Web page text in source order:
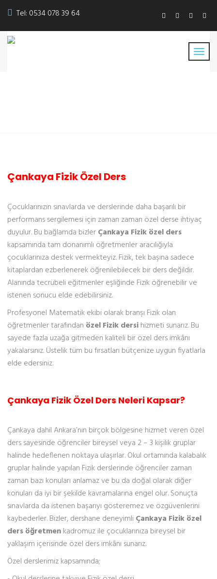
Tel: 0534 078 39 64
Çankaya Fizik Özel Ders
Çocuklarınızın sınavlarda ve derslerinde daha başarılı bir
performans sergilemesi için zaman zaman özel derse ihtiyaç
duyulur. Bu bağlamda bizlerÇankaya Fizik özel ders
kapsamında tam donanımlı öğretmenler aracılığıyla
çocuklarınıza destek vermekteyiz. Fizik, tek başına sadece
kitaplardan ezberlenerek öğrenilebilecek bir ders değildir.
Alanında tecrübeli eğitmenler eşliğinde Fizik öğrenebilir ve
istenen sonucu elde edebilirsiniz.
Profesyonel Matematik ekibi olarak branşı Fizik olan
öğretmenler tarafından özel Fizik dersihizmeti sunarız. Bu
sayede fazla uzağa gitmeden kaliteli bir özel ders imkânı
yakalarsınız. Üstelik tüm bu fırsatları bütçenize uygun fiyatlarla
elde edersiniz.
Çankaya Fizik Özel Ders Neleri Kapsar?
Çankaya dahil Ankara’nın birçok bölgesine hizmet veren özel
ders sayesinde öğrenciler bireysel veya 2 – 3 kişilik gruplar
halinde hedeflenen noktaya ulaşırlar. Okul ortamında kalabalık
gruplar halinde yapılan Fizik derslerinde öğrenciler zaman
zaman bazı konuları anlamaz ve bu da doğal olarak diğer
konuları da iyi bir şekilde kavramalarına engel olur. Sonuçta
sınavlarda da istenen başarıyı gösteremez ve özgüvenlerini
kaybederler. Bizler, dershane deneyimliÇankaya Fizik özel
ders öğretmenkadromuz ile çocuklarınıza bireysel bir
yaklaşım içerisinde özel ders imkânı sunarız.
Özel derslerimiz kapsamında;